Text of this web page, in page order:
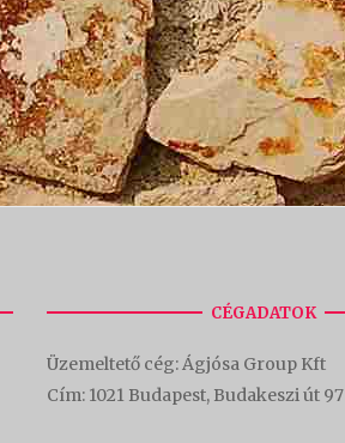
CÉGADATOK
Üzemeltető cég: Ágjósa Group Kft
Cím: 1021 Budapest, Budakeszi út 97